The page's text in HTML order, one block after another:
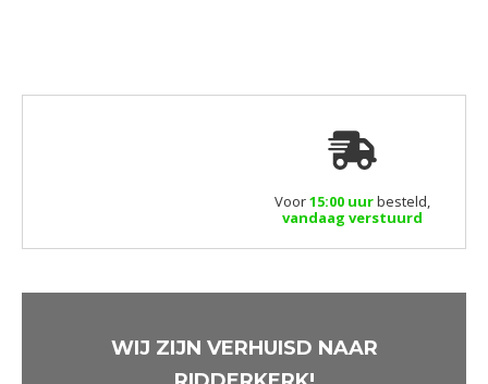
Voor15:00 uurbesteld,
vandaag verstuurd
WIJ ZIJN VERHUISD NAAR